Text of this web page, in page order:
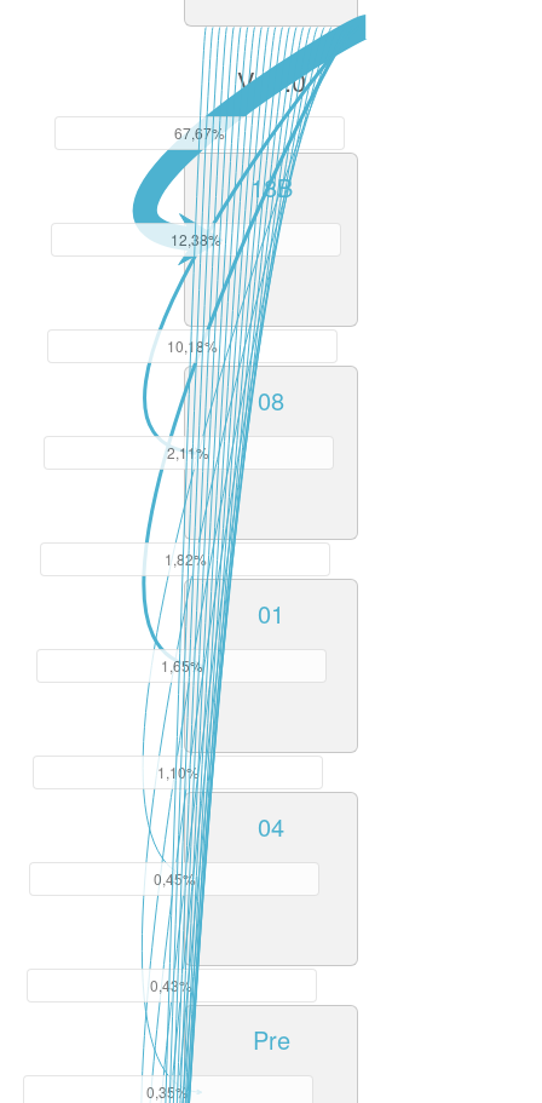
V13.0
18B
08
01
04
Pre
67,67%
12,38%
10,18%
2,11%
1,82%
1,65%
1,10%
0,45%
0,43%
0,35%